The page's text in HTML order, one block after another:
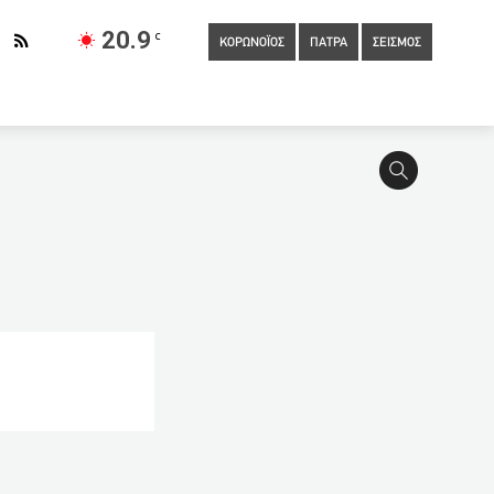
20.9 C
ΚΟΡΩΝΟΪΟΣ ΠΑΤΡΑ ΣΕΙΣΜΟΣ
Στα 66 δις ευρώ οι συναλλαγές με κάρτες το
αποκλιμάκωση του ιικού φορτίου των λυμάτων της